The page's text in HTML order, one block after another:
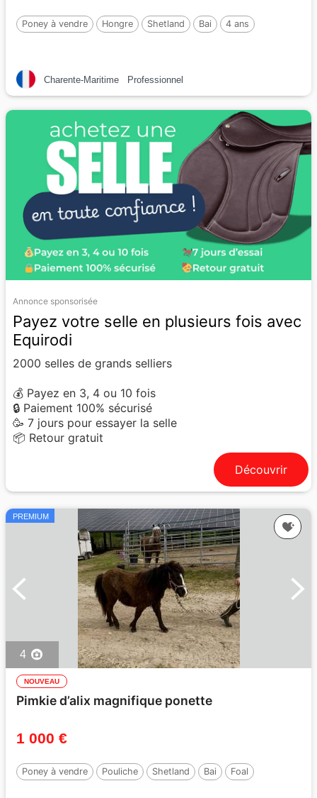
Poney à vendre Hongre Shetland Bai 4 ans
Charente-Maritime Professionnel
Annonce sponsorisée
Payez votre selle en plusieurs fois avec
Equirodi
2000 selles de grands selliers
💰 Payez en 3, 4 ou 10 fois
🔒 Paiement 100% sécurisé
🥳 7 jours pour essayer la selle
📦 Retour gratuit
Découvrir
PREMIUM
4
NOUVEAU
Pimkie d’alix magnifique ponette
1 000 €
Poney à vendre Pouliche Shetland Bai Foal